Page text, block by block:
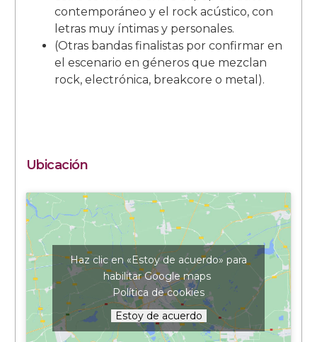
contemporáneo y el rock acústico, con
letras muy íntimas y personales.
(Otras bandas finalistas por confirmar en
el escenario en géneros que mezclan
rock, electrónica, breakcore o metal).
Ubicación
Haz clic en «Estoy de acuerdo» para
habilitar Google maps
Política de cookies
Estoy de acuerdo